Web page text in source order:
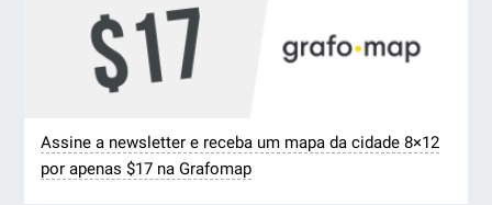
Assine a newsletter e receba um mapa da cidade 8×12
por apenas $17 na Grafomap